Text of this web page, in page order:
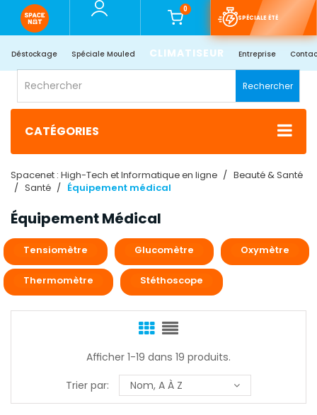
0
SPÉCIALE ÉTÉ
Déstockage Spéciale Mouled CLIMATISEUR Entreprise
Rechercher
CATÉGORIES
Spacenet : High-Tech et Informatique en ligne
Beauté & Santé
Santé
Équipement médical
Équipement Médical
Tensiomètre Glucomètre Oxymètre
Thermomètre Stéthoscope
Afficher 1-19 dans 19 produits.
Trier par:
Nom, A À Z